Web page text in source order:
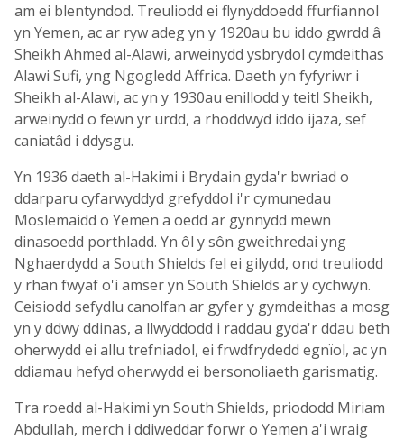
am ei blentyndod. Treuliodd ei flynyddoedd ffurfiannol
yn Yemen, ac ar ryw adeg yn y 1920au bu iddo gwrdd â
Sheikh Ahmed al-Alawi, arweinydd ysbrydol cymdeithas
Alawi Sufi, yng Ngogledd Affrica. Daeth yn fyfyriwr i
Sheikh al-Alawi, ac yn y 1930au enillodd y teitl Sheikh,
arweinydd o fewn yr urdd, a rhoddwyd iddo ijaza, sef
caniatâd i ddysgu.
Yn 1936 daeth al-Hakimi i Brydain gyda'r bwriad o
ddarparu cyfarwyddyd grefyddol i'r cymunedau
Moslemaidd o Yemen a oedd ar gynnydd mewn
dinasoedd porthladd. Yn ôl y sôn gweithredai yng
Nghaerdydd a South Shields fel ei gilydd, ond treuliodd
y rhan fwyaf o'i amser yn South Shields ar y cychwyn.
Ceisiodd sefydlu canolfan ar gyfer y gymdeithas a mosg
yn y ddwy ddinas, a llwyddodd i raddau gyda'r ddau beth
oherwydd ei allu trefniadol, ei frwdfrydedd egnïol, ac yn
ddiamau hefyd oherwydd ei bersonoliaeth garismatig.
Tra roedd al-Hakimi yn South Shields, priododd Miriam
Abdullah, merch i ddiweddar forwr o Yemen a'i wraig